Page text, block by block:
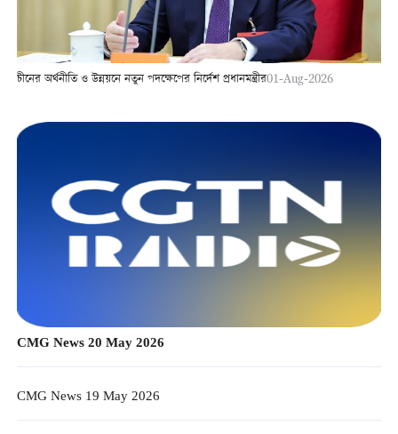
চীনের অর্থনীতি ও উন্নয়নে নতুন পদক্ষেপের নির্দেশ প্রধানমন্ত্রীর01-Aug-2026
CMG News 20 May 2026
CMG News 19 May 2026